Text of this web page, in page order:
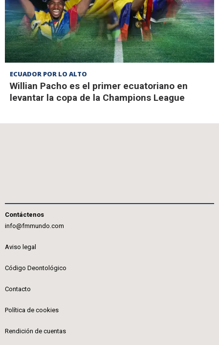
ECUADOR POR LO ALTO
Willian Pacho es el primer ecuatoriano en
levantar la copa de la Champions League
Contáctenos
info@fmmundo.com
Aviso legal
Código Deontológico
Contacto
Política de cookies
Rendición de cuentas